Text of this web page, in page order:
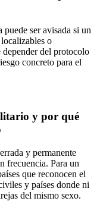
ser avisada si un
o
depender del protocolo
concreto para el
y por qué
y permanente
frecuencia. Para un
que reconocen el
y países donde ni
del mismo sexo.